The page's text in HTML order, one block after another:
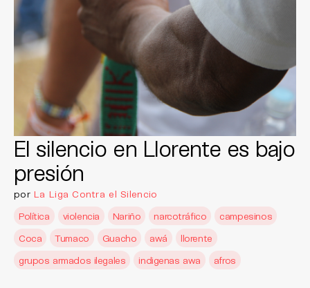
El silencio en Llorente es bajo
presión
por La Liga Contra el Silencio
Política
violencia Nariño narcotráfico
campesinos
Coca
Tumaco Guacho awá
llorente
grupos armados ilegales
indigenas awa afros